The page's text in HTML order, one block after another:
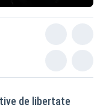
de libertate